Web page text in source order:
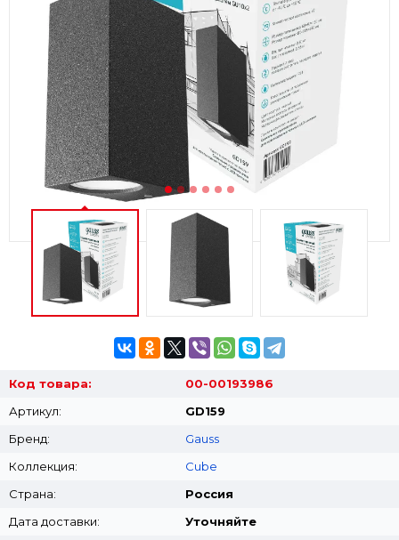
Код товара:
00-00193986
Артикул:
GD159
Бренд:
Gauss
Коллекция:
Cube
Страна:
Россия
Дата доставки:
Уточняйте